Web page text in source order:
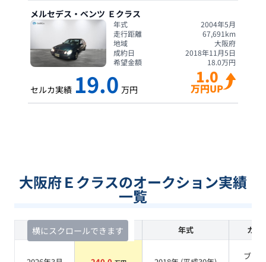
メルセデス・ベンツ Ｅクラス
年式
2004年5月
走行距離
67,691 km
地域
大阪府
成約日
2018年11月5日
希望金額
18.0万円
セルカ実績 19.0 万円
1.0
万円UP
大阪府Ｅクラスのオークション実績
一覧
横にスクロールできます
査定時期 セルカ実績 年式 カラ
ブラ